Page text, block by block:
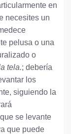
en
necesites un
pelusa o una
o
tela.; debería
los
siguiendo la
se levante
que puede